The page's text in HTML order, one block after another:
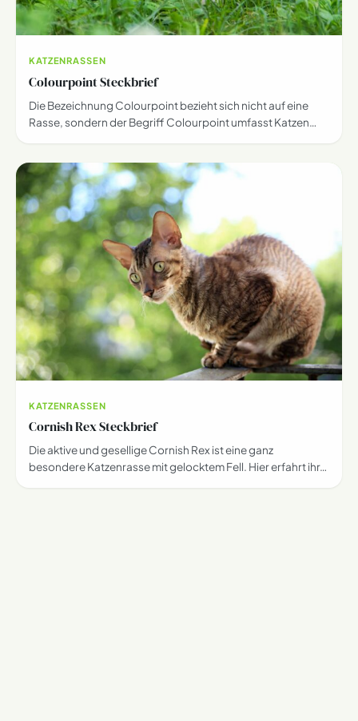
KATZENRASSEN
Colourpoint Steckbrief
Die Bezeichnung Colourpoint bezieht sich nicht auf eine
Rasse, sondern der Begriff Colourpoint umfasst Katzen…
KATZENRASSEN
Cornish Rex Steckbrief
Die aktive und gesellige Cornish Rex ist eine ganz
besondere Katzenrasse mit gelocktem Fell. Hier erfahrt ihr…